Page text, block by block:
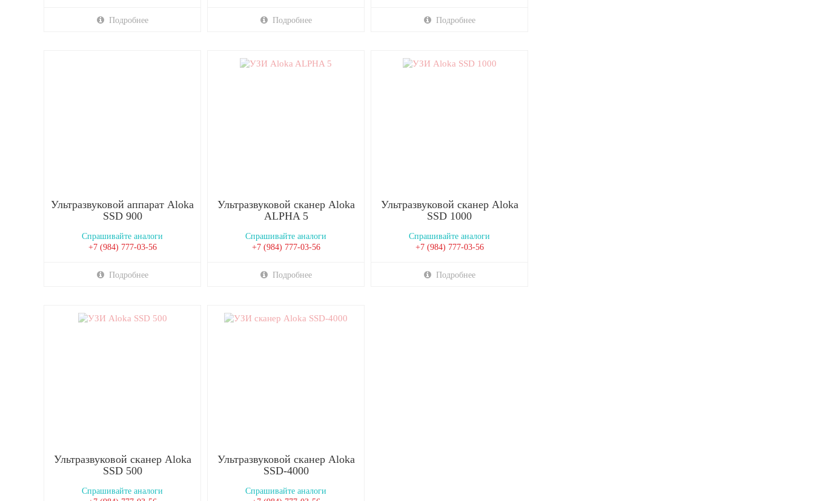
Подробнее Подробнее Подробнее
Ультразвуковой аппарат Aloka
SSD 900
Спрашивайте аналоги
+7 (984) 777-03-56
Подробнее
Ультразвуковой сканер Aloka
ALPHA 5
Спрашивайте аналоги
+7 (984) 777-03-56
Подробнее
Ультразвуковой сканер Aloka
SSD 1000
Спрашивайте аналоги
+7 (984) 777-03-56
Подробнее
Ультразвуковой сканер Aloka
SSD 500
Спрашивайте аналоги
Ультразвуковой сканер Aloka
SSD-4000
Спрашивайте аналоги